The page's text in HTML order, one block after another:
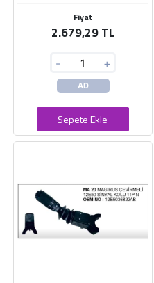
Fiyat
2.679,29 TL
- +
AD
Sepete Ekle